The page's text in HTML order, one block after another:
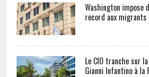
Washington impose
record aux migrants
Le CIO tranche sur
Gianni Infantino à la